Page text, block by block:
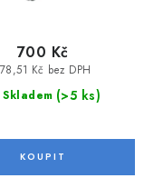
údajů
Skladem (>5 ks)
Kč bez DPH
700 Kč